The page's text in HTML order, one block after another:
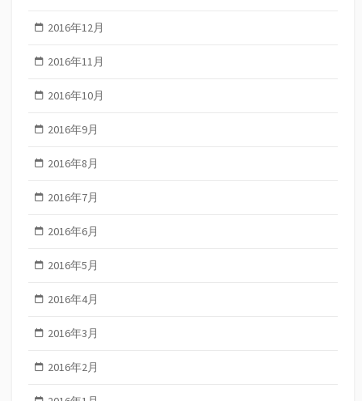
2016年12月
2016年11月
2016年10月
2016年9月
2016年8月
2016年7月
2016年6月
2016年5月
2016年4月
2016年3月
2016年2月